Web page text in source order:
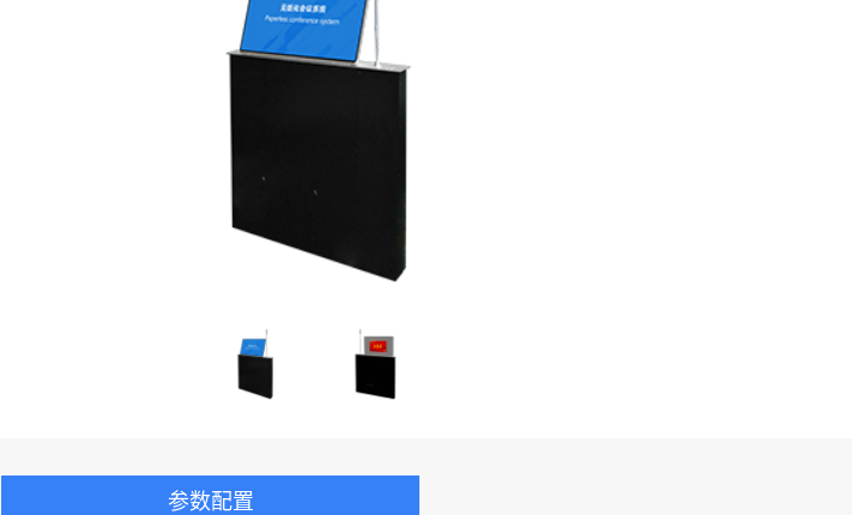
参数配置